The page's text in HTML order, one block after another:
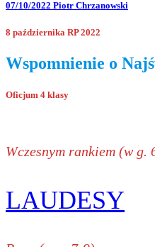
07/10/2022 Piotr Chrzanowski
8 października RP 2022
Wspomnienie o
Oficjum 4 klasy
Wczesnym rankiem (w g.
LAUDESY